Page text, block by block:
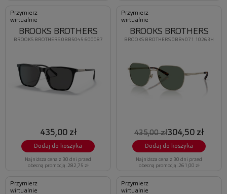
Przymierz
wirtualnie
BROOKS BROTHERS 0BB5045 600087
BROOKS BROTHERS
435,00 zł
Dodaj do koszyka
Najniższa cena z 30 dni przed
obecną promocją: 282,75 zł
Przymierz
wirtualnie
BROOKS BROTHERS 0BB4071 10263H
BROOKS BROTHERS
435,00 zł304,50 zł
Dodaj do koszyka
Najniższa cena z 30 dni przed
obecną promocją: 261,00 zł
Przymierz
wirtualnie
Przymierz
wirtualnie